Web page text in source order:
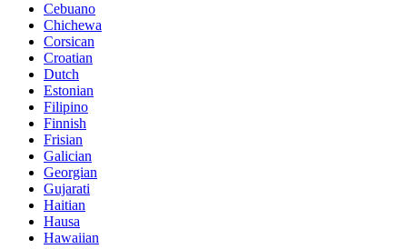
Cebuano
Chichewa
Corsican
Croatian
Dutch
Estonian
Filipino
Finnish
Frisian
Galician
Georgian
Gujarati
Haitian
Hausa
Hawaiian